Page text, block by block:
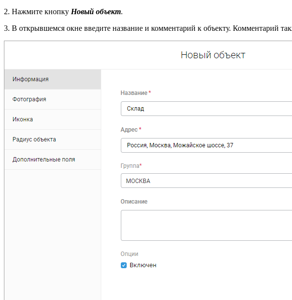
2. Нажмите кнопку Новый объект.
3. В открывшемся окне введите название и комментарий к объекту. Комментарий